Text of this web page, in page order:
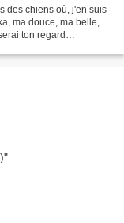
des chiens où, j'en suis
ma douce, ma belle,
ton regard